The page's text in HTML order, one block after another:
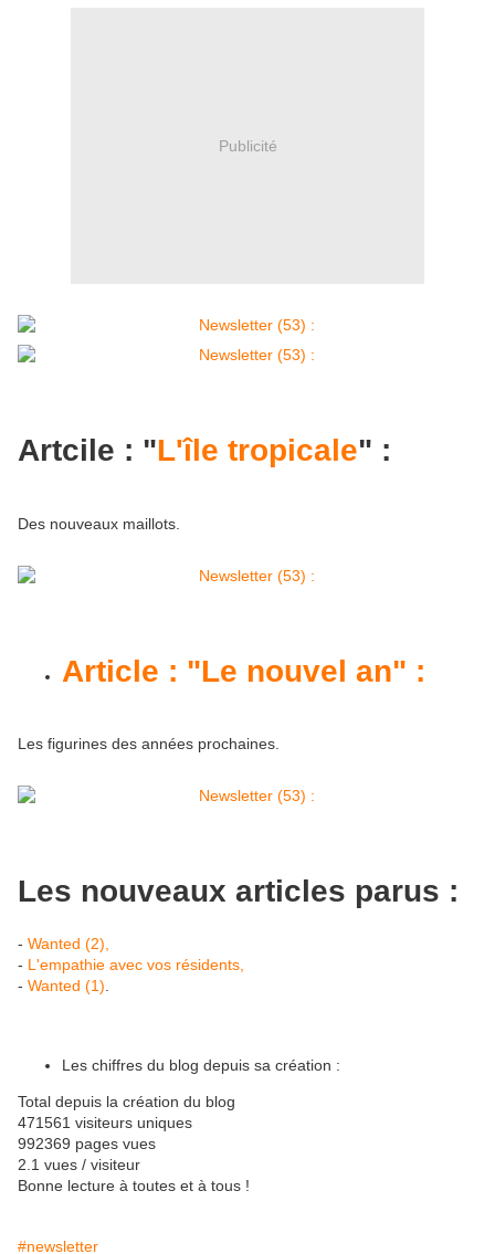
Publicité
Artcile : "L'île tropicale" :
Des nouveaux maillots.
Article : "Le nouvel an" :
Les figurines des années prochaines.
Les nouveaux articles parus :
- Wanted (2),
- L'empathie avec vos résidents,
- Wanted (1)
Les chiffres du blog depuis sa création :
Total depuis la création du blog
471561 visiteurs uniques
992369 pages vues
2.1 vues / visiteur
Bonne lecture à toutes et à tous !
#newsletter